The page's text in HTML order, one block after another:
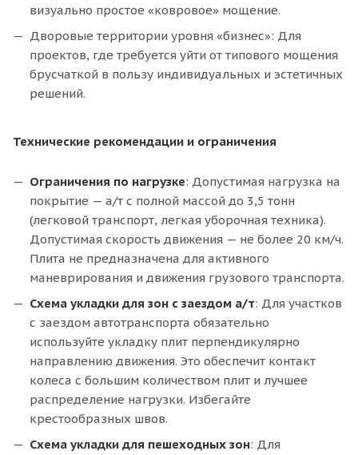
визуально простое «ковровое» мощение.
Дворовые территории уровня «бизнес»: Для
проектов, где требуется уйти от типового мощения
брусчаткой в пользу индивидуальных и эстетичных
решений.
Технические рекомендации и ограничения
Ограничения по нагрузке: Допустимая нагрузка на
покрытие — а/т с полной массой до 3,5 тонн
(легковой транспорт, легкая уборочная техника).
Допустимая скорость движения — не более 20 км/ч.
Плита не предназначена для активного
маневрирования и движения грузового транспорта.
Схема укладки для зон с заездом а/т: Для участков
с заездом автотранспорта обязательно
используйте укладку плит перпендикулярно
направлению движения. Это обеспечит контакт
колеса с большим количеством плит и лучшее
распределение нагрузки. Избегайте
крестообразных швов.
Схема укладки для пешеходных зон: Для